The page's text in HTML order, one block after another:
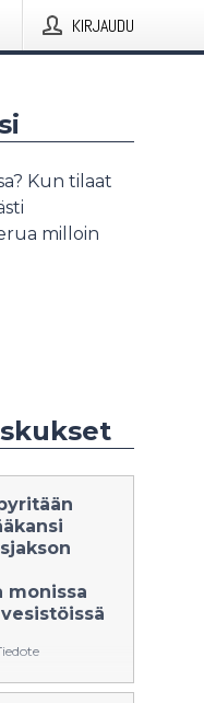
KIRJAUDU
Kun tilaat
milloin
monissa